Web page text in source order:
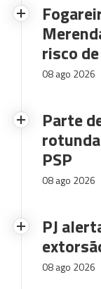
risco
08 ago 2026
Parte
PSP
08 ago 2026
PJ
08 ago 2026